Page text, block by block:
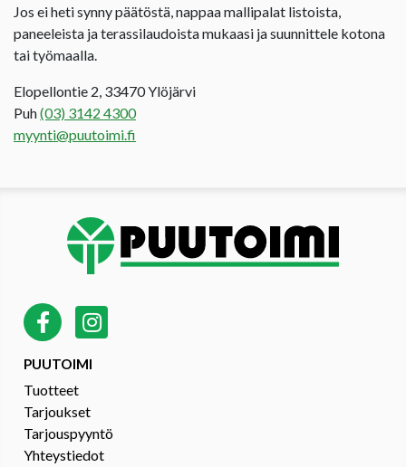
Jos ei heti synny päätöstä, nappaa mallipalat listoista,
paneeleista ja terassilaudoista mukaasi ja suunnittele kotona
tai työmaalla.
Elopellontie 2, 33470 Ylöjärvi
Puh(03) 3142 4300
myynti@puutoimi.fi
PUUTOIMI
Tuotteet
Tarjoukset
Tarjouspyyntö
Yhteystiedot